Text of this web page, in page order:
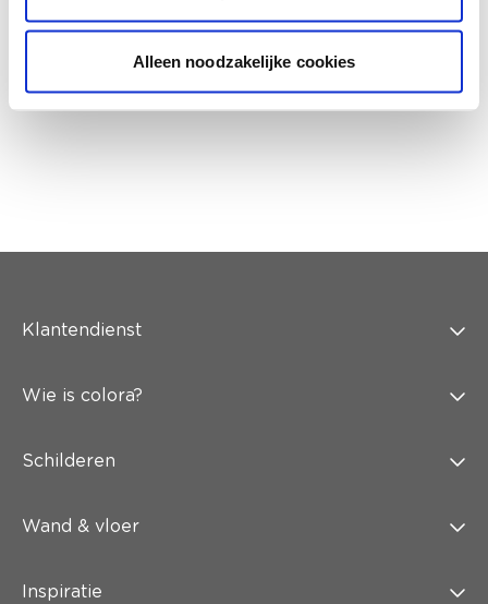
Alleen noodzakelijke cookies
Krijg ineens een technologische check-up
Klantendienst
Wie is colora?
Schilderen
Wand & vloer
Inspiratie